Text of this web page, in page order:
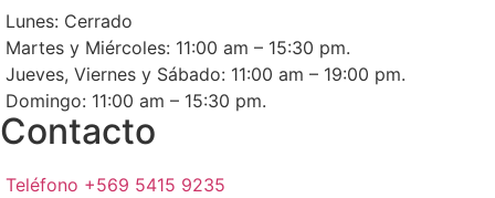
Lunes: Cerrado
Martes y Miércoles: 11:00 am – 15:30 pm.
Jueves, Viernes y Sábado: 11:00 am – 19:00 pm.
Domingo: 11:00 am – 15:30 pm.
Contacto
Teléfono +569 5415 9235